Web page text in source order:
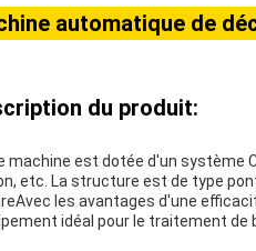
automatique de
du produit:
machine est dotée d'un système
etc. La structure est de type
les avantages d'une
idéal pour le traitement